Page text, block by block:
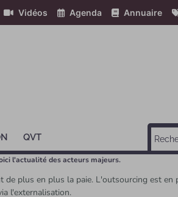
Vidéos Agenda Annuaire
QVT
l'actualité des acteurs majeurs.
plus en plus la paie. L'outsourcing est en
l'externalisation.